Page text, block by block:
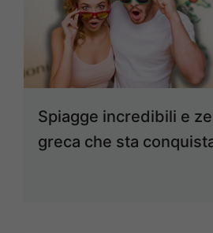
Spiagge incredibili e
greca che sta